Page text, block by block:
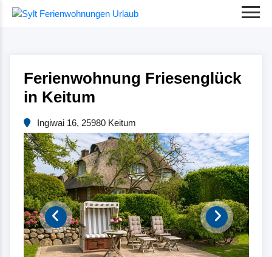
Ferienwohnung Friesenglück
in Keitum
Ingiwai 16, 25980 Keitum